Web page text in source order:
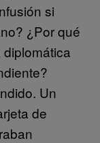
si
¿Por qué
Un
de